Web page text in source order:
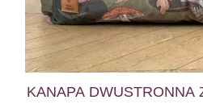
KANAPA DWUSTRONNA